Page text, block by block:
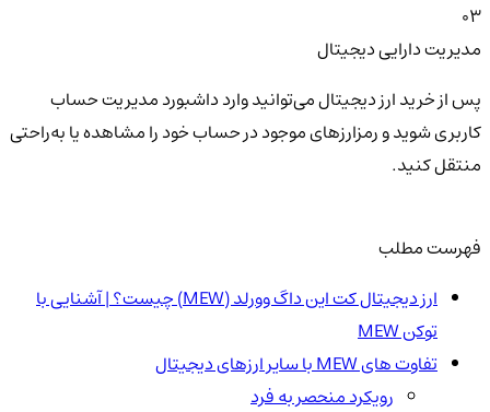
03
مدیریت دارایی دیجیتال
پس از خرید ارز دیجیتال می‌توانید وارد داشبورد مدیریت حساب
کاربری شوید و رمزارزهای موجود در حساب خود را مشاهده یا به‌راحتی
منتقل کنید.
فهرست مطلب
ارز دیجیتال کت این داگ وورلد (MEW) چیست؟ | آشنایی با
توکن MEW
تفاوت های MEW با سایر ارزهای دیجیتال
رویکرد منحصر به فرد